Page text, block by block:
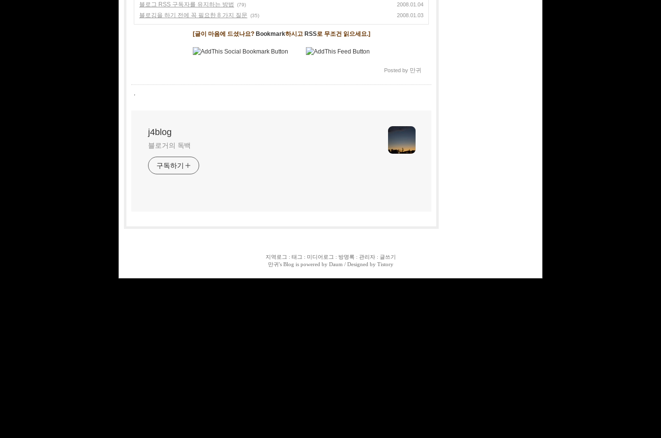
블로그 RSS 구독자를 유지하는 방법 (79) 2008.01.04
블로깅을 하기 전에 꼭 필요한 8 가지 질문 (35) 2008.01.03
[글이 마음에 드셨나요? Bookmark하시고 RSS로 무조건 읽으세요.]
Posted by 만귀
j4blog
블로거의 독백
구독하기
지역로그 : 태그 : 미디어로그 : 방명록 : 관리자: 글쓰기
만귀's Blog is powered by Daum / Designed by Tistory